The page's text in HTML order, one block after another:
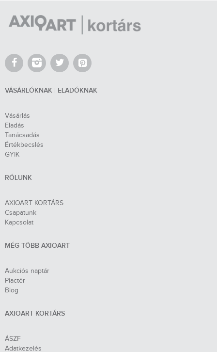
VÁSÁRLÓKNAK | ELADÓKNAK
Vásárlás
Eladás
Tanácsadás
Értékbecslés
GYIK
RÓLUNK
AXIOART KORTÁRS
Csapatunk
Kapcsolat
MÉG TÖBB AXIOART
Aukciós naptár
Piactér
Blog
AXIOART KORTÁRS
ÁSZF
Adatkezelés